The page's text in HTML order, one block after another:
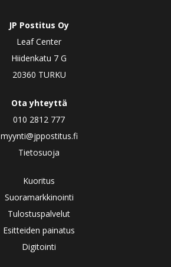
JP Postitus Oy
Leaf Center
Hiidenkatu 7 G
20360 TURKU
Ota yhteyttä
010 2812 777
myynti@jppostitus.fi
Tietosuoja
Kuoritus
Suoramarkkinointi
Tulostuspalvelut
Esitteiden painatus
Digitointi